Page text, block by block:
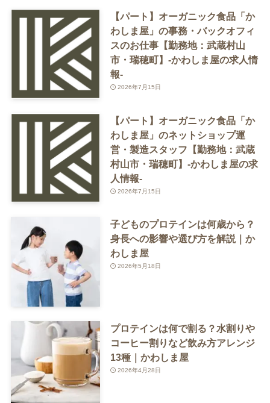
【パート】オーガニック食品「か
わしま屋」の事務・バックオフィ
スのお仕事【勤務地：武蔵村山
市・瑞穂町】-かわしま屋の求人情
報-
2026年7月15日
【パート】オーガニック食品「か
わしま屋」のネットショップ運
営・製造スタッフ【勤務地：武蔵
村山市・瑞穂町】-かわしま屋の求
人情報-
2026年7月15日
子どものプロテインは何歳から？
身長への影響や選び方を解説｜か
わしま屋
2026年5月18日
プロテインは何で割る？水割りや
コーヒー割りなど飲み方アレンジ
13種｜かわしま屋
2026年4月28日